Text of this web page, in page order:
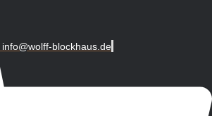
info@wolff-blockhaus.de